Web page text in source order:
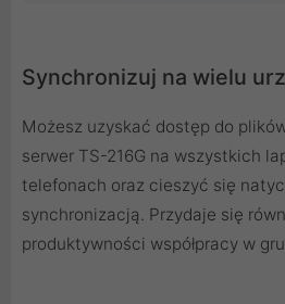
Synchronizuj na wielu
Możesz uzyskać dostęp do
serwer TS-216G na wszystkich
telefonach oraz cieszyć się
synchronizacją. Przydaje się
produktywności współpracy w